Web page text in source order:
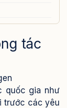
tác
quốc gia như
trước các yêu